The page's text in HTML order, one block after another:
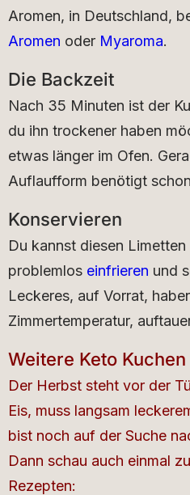
Aromen, in Deutschland,
Aromen oder Myaroma.
Die Backzeit
Nach 35 Minuten ist der
du ihn trockener haben
etwas länger im Ofen.
Auflaufform benötigt
Konservieren
Du kannst diesen
problemlos einfrieren und
Leckeres, auf Vorrat,
Zimmertemperatur,
Weitere Keto Kuchen
Der Herbst steht vor der
Eis, muss langsam
bist noch auf der Suche
Dann schau auch einmal
Rezepten: